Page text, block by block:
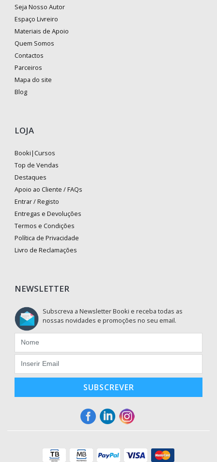
Seja Nosso Autor
Espaço Livreiro
Materiais de Apoio
Quem Somos
Contactos
Parceiros
Mapa do site
Blog
LOJA
Booki|Cursos
Top de Vendas
Destaques
Apoio ao Cliente / FAQs
Entrar / Registo
Entregas e Devoluções
Termos e Condições
Política de Privacidade
Livro de Reclamações
NEWSLETTER
Subscreva a Newsletter Booki e receba todas as
nossas novidades e promoções no seu email.
SUBSCREVER